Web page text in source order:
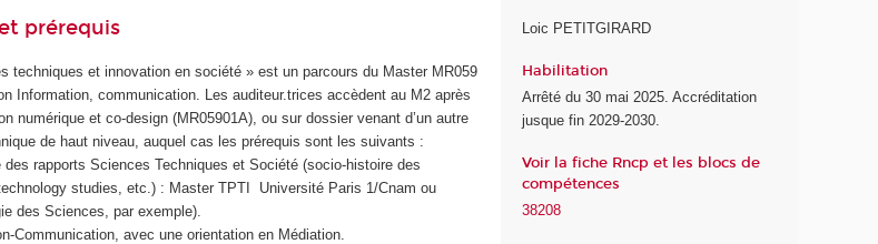
prérequis
techniques et innovation en société » est un parcours du Master MR059
Information, communication. Les auditeur.trices accèdent au M2 après
numérique et co-design (MR05901A), ou sur dossier venant d’un autre
de haut niveau, auquel cas les prérequis sont les suivants :
des rapports Sciences Techniques et Société (socio-histoire des
studies, etc.) : Master TPTI Université Paris 1/Cnam ou
des Sciences, par exemple).
Communication, avec une orientation en Médiation.
Loic PETITGIRARD
Habilitation
Arrêté du 30 mai 2025. Accréditation
jusque fin 2029-2030.
Voir la fiche Rncp et les blocs de
compétences
38208